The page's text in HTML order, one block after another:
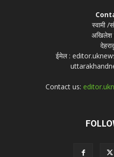
स्वामी /
अखिलेश
ईमेल :
Contact us: